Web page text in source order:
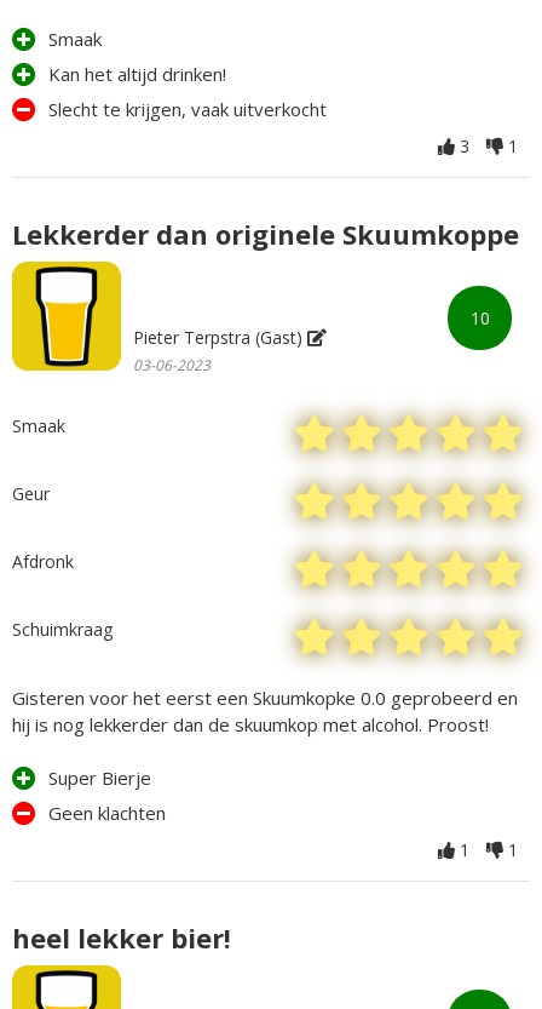
Smaak
Kan het altijd drinken!
Slecht te krijgen, vaak uitverkocht
3 1
10
Lekkerder dan originele Skuumkoppe
Pieter Terpstra (Gast)
03-06-2023
Smaak
Geur
Afdronk
Schuimkraag
Gisteren voor het eerst een Skuumkopke 0.0 geprobeerd en
hij is nog lekkerder dan de skuumkop met alcohol. Proost!
Super Bierje
Geen klachten
1 1
heel lekker bier!